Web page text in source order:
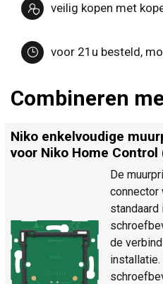
veilig kopen met
voor 21u besteld,
Combineren
Niko enkelvoudige
voor Niko Home Control
De
connector
de